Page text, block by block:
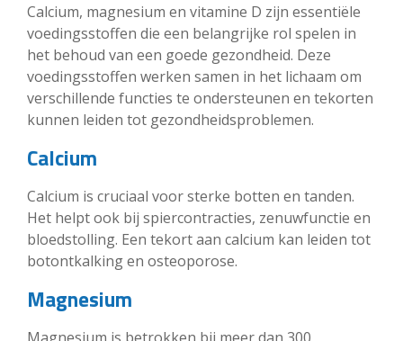
Calcium, magnesium en vitamine D zijn essentiële
voedingsstoffen die een belangrijke rol spelen in
het behoud van een goede gezondheid. Deze
voedingsstoffen werken samen in het lichaam om
verschillende functies te ondersteunen en tekorten
kunnen leiden tot gezondheidsproblemen.
Calcium
Calcium is cruciaal voor sterke botten en tanden.
Het helpt ook bij spiercontracties, zenuwfunctie en
bloedstolling. Een tekort aan calcium kan leiden tot
botontkalking en osteoporose.
Magnesium